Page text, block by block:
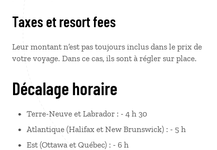
Taxes et resort fees
Leur montant n’est pas toujours inclus dans le prix de
votre voyage. Dans ce cas, ils sont à régler sur place.
Décalage horaire
Terre-Neuve et Labrador : - 4 h 30
Atlantique (Halifax et New Brunswick) : - 5 h
Est (Ottawa et Québec) : - 6 h